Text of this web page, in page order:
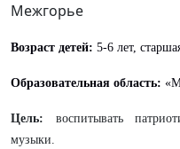
Межгорье
Возраст детей: 5-6 лет,
Образовательная область:
Цель: воспитывать
музыки.